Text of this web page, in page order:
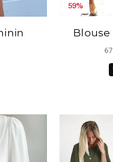
59%
Blouse
67